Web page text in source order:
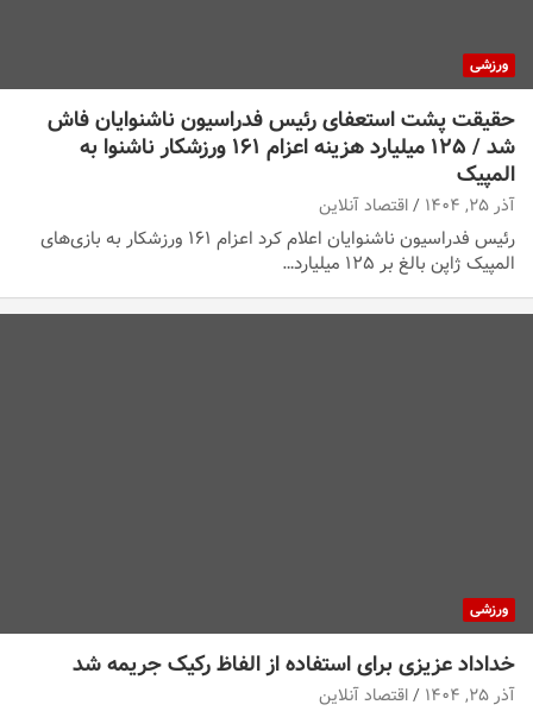
ورزشی
حقیقت پشت استعفای رئیس فدراسیون ناشنوایان فاش
شد / ۱۲۵ میلیارد هزینه اعزام ۱۶۱ ورزشکار ناشنوا به
المپیک
آذر ۲۵, ۱۴۰۴ اقتصاد آنلاین
رئیس فدراسیون ناشنوایان اعلام کرد اعزام ۱۶۱ ورزشکار به بازی‌های
المپیک ژاپن بالغ بر ۱۲۵ میلیارد…
ورزشی
خداداد عزیزی برای استفاده از الفاظ رکیک جریمه شد
آذر ۲۵, ۱۴۰۴ اقتصاد آنلاین